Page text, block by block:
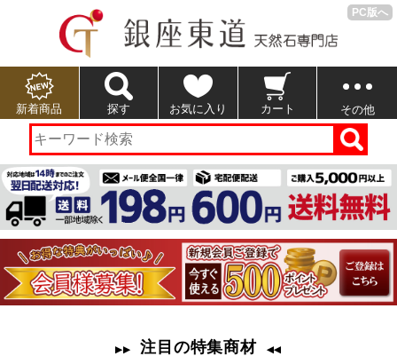
PC版へ
新着商品 探す お気に入り カート その他